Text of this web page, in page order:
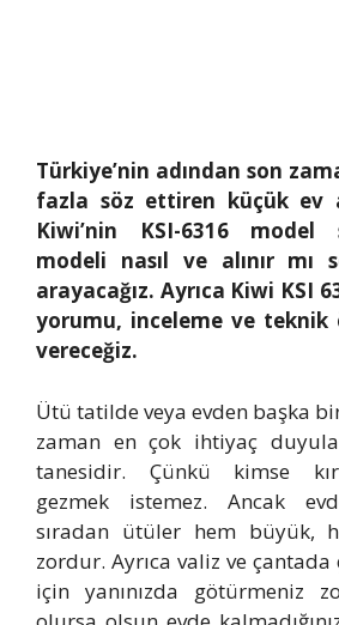
Türkiye’nin adından son
fazla söz ettiren küçük ev
Kiwi’nin KSI-6316 model
modeli nasıl ve alınır mı
arayacağız. Ayrıca Kiwi KSI
yorumu, inceleme ve teknik
vereceğiz.
Ütü tatilde veya evden başka
zaman en çok ihtiyaç
tanesidir. Çünkü kimse
gezmek istemez. Ancak
sıradan ütüler hem büyük,
zordur. Ayrıca valiz ve çantada
için yanınızda götürmeniz